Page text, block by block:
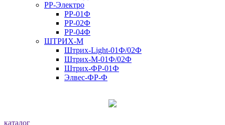
РР-Электро
РР-01Ф
РР-02Ф
РР-04Ф
ШТРИХ-М
Штрих-Light-01Ф/02Ф
Штрих-М-01Ф/02Ф
Штрих-ФР-01Ф
Элвес-ФР-Ф
каталог